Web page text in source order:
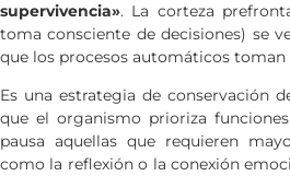
supervivencia». La corteza
toma consciente de decisiones) se
que los procesos automáticos
Es una estrategia de conservación
que el organismo prioriza
pausa aquellas que requieren
como la reflexión o la conexión